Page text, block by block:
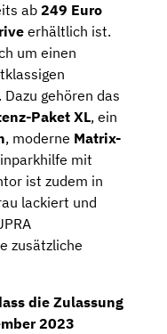
ab 249 Euro
erhältlich ist.
um einen
gehören das
Paket XL, ein
, moderne Matrix-
mit
ist zudem in
lackiert und
zusätzliche
die Zulassung
2023